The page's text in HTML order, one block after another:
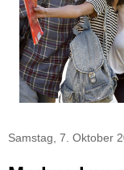
Samstag, 7. Oktober